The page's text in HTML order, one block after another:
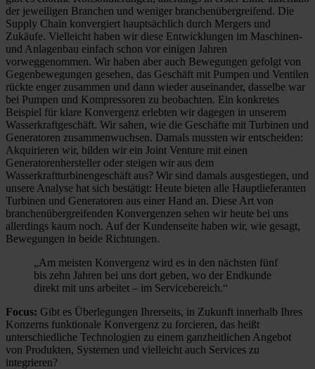
der jeweiligen Branchen und weniger branchenübergreifend. Die
Supply Chain konvergiert hauptsächlich durch Mergers und
Zukäufe. Vielleicht haben wir diese Entwicklungen im Maschinen-
und Anlagenbau einfach schon vor einigen Jahren
vorweggenommen. Wir haben aber auch Bewegungen gefolgt von
Gegenbewegungen gesehen, das Geschäft mit Pumpen und Ventilen
rückte enger zusammen und dann wieder auseinander, dasselbe war
bei Pumpen und Kompressoren zu beobachten. Ein konkretes
Beispiel für klare Konvergenz erlebten wir dagegen in unserem
Wasserkraftgeschäft. Wir sahen, wie die Geschäfte mit Turbinen und
Generatoren zusammenwuchsen. Damals mussten wir entscheiden:
Akquirieren wir, bilden wir ein Joint Venture mit einen
Generatorenhersteller oder steigen wir aus dem
Wasserkraftturbinengeschäft aus? Wir sind damals ausgestiegen, und
unsere Analyse hat sich bestätigt: Heute bieten alle Hauptlieferanten
Turbinen und Generatoren aus einer Hand an. Diese Art von
branchenübergreifenden Konvergenzen sehen wir heute bei uns
allerdings kaum noch. Auf der Kundenseite haben wir, wie gesagt,
Bewegungen in beide Richtungen.
„Am meisten Konvergenz wird es in den nächsten fünf
bis zehn Jahren bei uns dort geben, wo der Endkunde
direkt mit uns arbeitet – im Servicebereich.“
Focus: Gibt es Überlegungen Ihrerseits, in Zukunft innerhalb Ihres
Konzerns funktionale Konvergenz zu forcieren, das heißt
unterschiedliche Technologien zu einem ganzheitlichen Angebot
von Produkten, Systemen und vielleicht auch Services zu
integrieren?